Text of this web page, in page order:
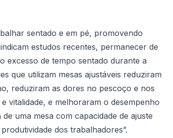
sentado e em pé, promovendo
estudos recentes, permanecer de
excesso de tempo sentado durante a
que utilizam mesas ajustáveis reduziram
reduziram as dores no pescoço e nos
vitalidade, e melhoraram o desempenho
uma mesa com capacidade de ajuste
dos trabalhadores”.